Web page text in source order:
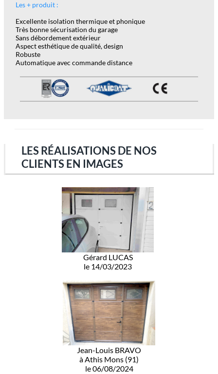
Les + produit :
Excellente isolation thermique et phonique
Très bonne sécurisation du garage
Sans débordement extérieur
Aspect esthétique de qualité, design
Robuste
Automatique avec commande distance
LES RÉALISATIONS DE NOS
CLIENTS EN IMAGES
Gérard LUCAS
le 14/03/2023
Jean-Louis BRAVO
à Athis Mons (91)
le 06/08/2024